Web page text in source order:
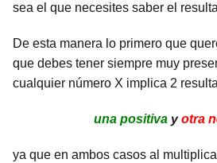
sea el que necesites saber el
De esta manera lo primero que
que debes tener siempre muy
cualquier número X implica 2
una positivayotra
ya que en ambos casos al